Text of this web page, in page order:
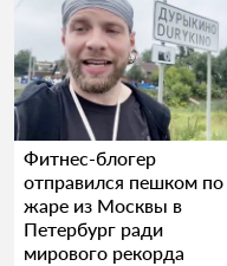
Фитнес-блогер
отправился пешком по
жаре из Москвы в
Петербург ради
мирового рекорда